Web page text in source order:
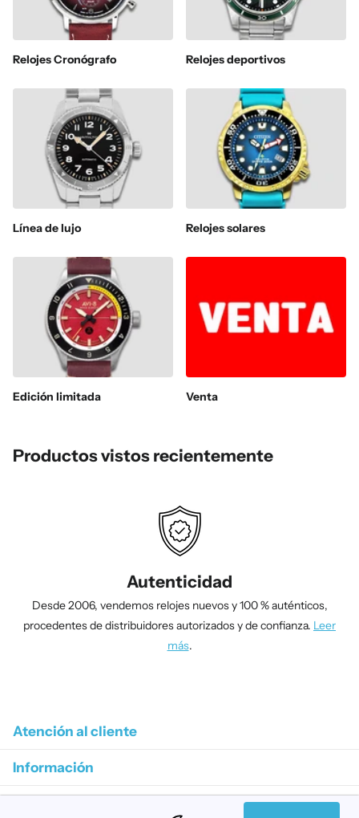
Relojes Cronógrafo Relojes deportivos
Línea de lujo Relojes solares
Edición limitada Venta
Productos vistos recientemente
Autenticidad
Desde 2006, vendemos relojes nuevos y 100 % auténticos,
procedentes de distribuidores autorizados y de confianza. Leer
más.
Atención al cliente
Información